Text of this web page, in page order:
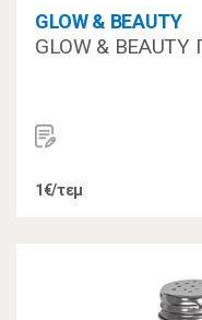
GLOW & BEAUTY
GLOW &
1€/τεμ